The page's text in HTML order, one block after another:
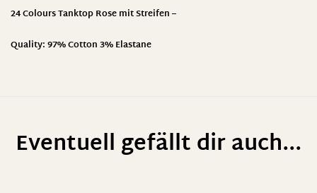
24 Colours Tanktop Rose mit Streifen –
Quality: 97% Cotton 3% Elastane
Eventuell gefällt dir auch...